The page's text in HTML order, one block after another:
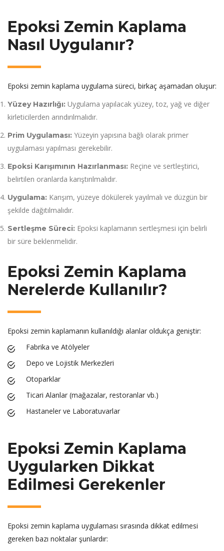
Epoksi Zemin Kaplama
Nasıl Uygulanır?
Epoksi zemin kaplama uygulama süreci, birkaç aşamadan oluşur:
Yüzey Hazırlığı: Uygulama yapılacak yüzey, toz, yağ ve diğer
kirleticilerden arındırılmalıdır.
Prim Uygulaması: Yüzeyin yapısına bağlı olarak primer
uygulaması yapılması gerekebilir.
Epoksi Karışımının Hazırlanması: Reçine ve sertleştirici,
belirtilen oranlarda karıştırılmalıdır.
Uygulama: Karışım, yüzeye dökülerek yayılmalı ve düzgün bir
şekilde dağıtılmalıdır.
Sertleşme Süreci: Epoksi kaplamanın sertleşmesi için belirli
bir süre beklenmelidir.
Epoksi Zemin Kaplama
Nerelerde Kullanılır?
Epoksi zemin kaplamanın kullanıldığı alanlar oldukça geniştir:
Fabrika ve Atölyeler
Depo ve Lojistik Merkezleri
Otoparklar
Ticari Alanlar (mağazalar, restoranlar vb.)
Hastaneler ve Laboratuvarlar
Epoksi Zemin Kaplama
Uygularken Dikkat
Edilmesi Gerekenler
Epoksi zemin kaplama uygulaması sırasında dikkat edilmesi
gereken bazı noktalar şunlardır: